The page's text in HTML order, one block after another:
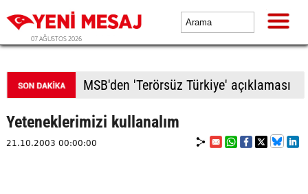
07 AĞUSTOS 2026
MSB'den 'Terörsüz Türkiye' açıklaması
Yeteneklerimizi kullanalım
21.10.2003 00:00:00